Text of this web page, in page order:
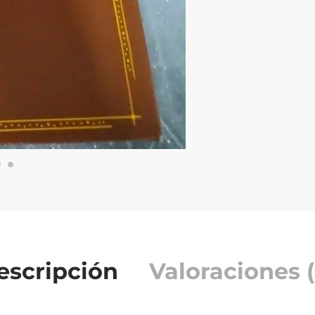
Valoraciones